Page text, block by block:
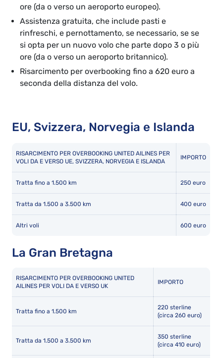
ore (da o verso un aeroporto europeo).
Assistenza gratuita, che include pasti e
rinfreschi, e pernottamento, se necessario, se se
si opta per un nuovo volo che parte dopo 3 o più
ore (da o verso un aeroporto britannico).
Risarcimento per overbooking fino a 620 euro a
seconda della distanza del volo.
EU, Svizzera, Norvegia e Islanda
RISARCIMENTO PER OVERBOOKING UNITED AILINES PER
VOLI DA E VERSO UE, SVIZZERA, NORVEGIA E ISLANDA
IMPORTO
Tratta fino a 1.500 km 250 euro
Tratta da 1.500 a 3.500 km 400 euro
Altri voli 600 euro
La Gran Bretagna
RISARCIMENTO PER OVERBOOKING UNITED
AILINES PER VOLI DA E VERSO UK
IMPORTO
Tratta fino a 1.500 km
220 sterline
(circa 260 euro)
Tratta da 1.500 a 3.500 km
350 sterline
(circa 410 euro)